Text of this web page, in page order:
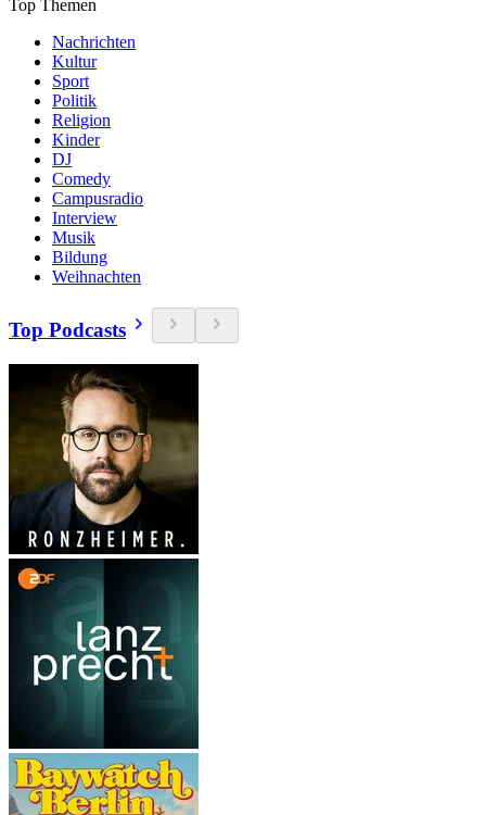
Top Themen
Nachrichten
Kultur
Sport
Politik
Religion
Kinder
DJ
Comedy
Campusradio
Interview
Musik
Bildung
Weihnachten
Top Podcasts